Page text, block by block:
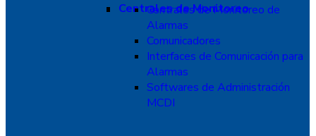
Centrales de Monitoreo
Centrales de Monitoreo de
Alarmas
Comunicadores
Interfaces de Comunicación para
Alarmas
Softwares de Administración
MCDI